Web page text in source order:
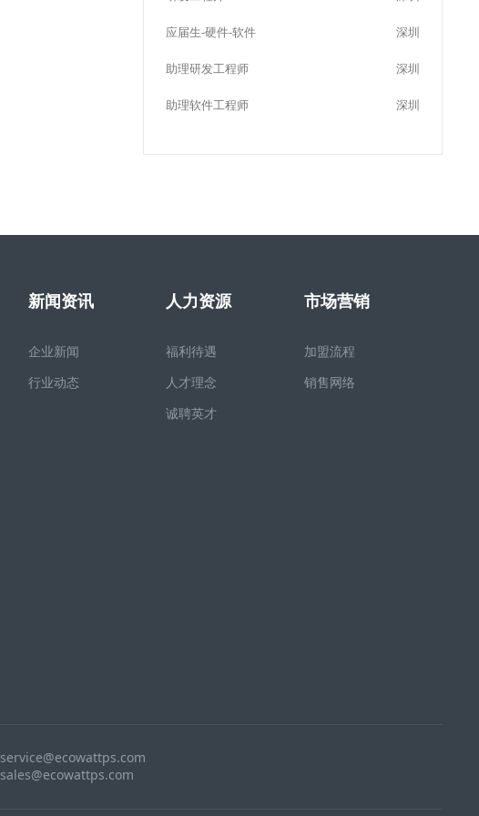
应届生-硬件-软件 深圳
助理研发工程师 深圳
助理软件工程师 深圳
新闻资讯
企业新闻
行业动态
人力资源
福利待遇
人才理念
诚聘英才
市场营销
加盟流程
销售网络
service@ecowattps.com
sales@ecowattps.com